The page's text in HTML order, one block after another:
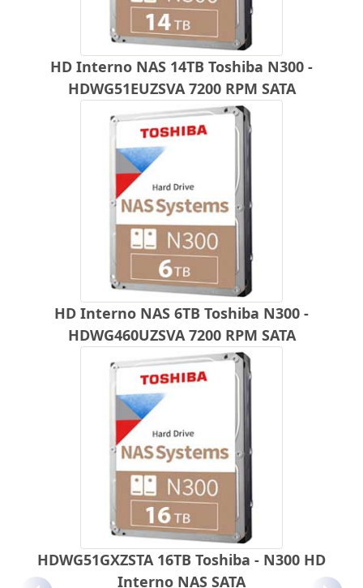
HD Interno NAS 14TB Toshiba N300 -
HDWG51EUZSVA 7200 RPM SATA
HD Interno NAS 6TB Toshiba N300 -
HDWG460UZSVA 7200 RPM SATA
HDWG51GXZSTA 16TB Toshiba - N300 HD
Interno NAS SATA